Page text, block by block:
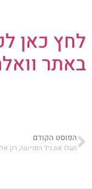
לחץ כאן
באתר
הפוסט הקודם